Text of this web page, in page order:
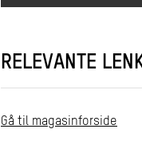
RELEVANTE
Gå til magasinforside